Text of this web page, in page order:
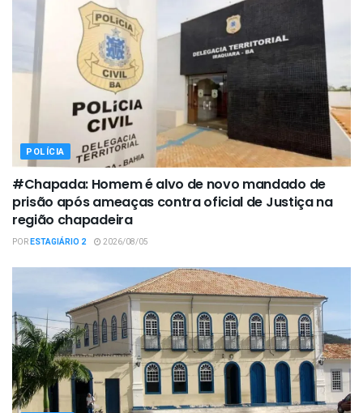
POLÍCIA
#Chapada: Homem é alvo de novo mandado de
prisão após ameaças contra oficial de Justiça na
região chapadeira
PORESTAGIÁRIO 2 2026/08/05